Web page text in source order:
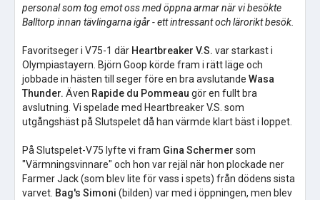
personal som tog emot oss med öppna armar när vi besökte
Balltorp innan tävlingarna igår - ett intressant och lärorikt besök.
Favoritseger i V75-1 där Heartbreaker V.S. var starkast i
Olympiastayern. Björn Goop körde fram i rätt läge och
jobbade in hästen till seger före en bra avslutande Wasa
Thunder. Även Rapide du Pommeau gör en fullt bra
avslutning. Vi spelade med Heartbreaker V.S. som
utgångshäst på Slutspelet då han värmde klart bäst i loppet.
På Slutspelet-V75 lyfte vi fram Gina Schermer som
"Värmningsvinnare" och hon var rejäl när hon plockade ner
Farmer Jack (som blev lite för vass i spets) från dödens sista
varvet. Bag's Simoni (bilden) var med i öppningen, men blev